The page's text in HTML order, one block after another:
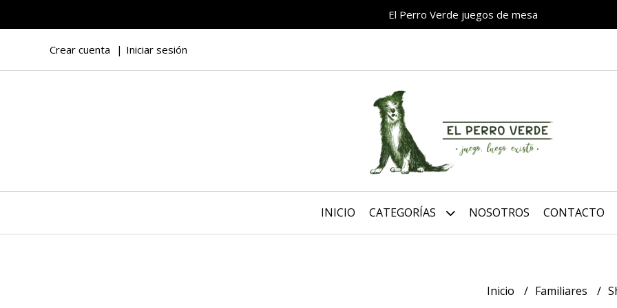
El Perro Verde juegos de mesa
Crear cuenta Iniciar sesión
INICIO CATEGORÍAS NOSOTROS CONTACTO
Inicio Familiares